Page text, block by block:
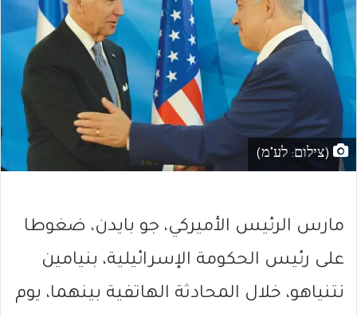
(צילום: לע"מ)
مارس الرئيس الأميركي، جو بايدن، ضغوطا
على رئيس الحكومة الإسرائيلية، بنيامين
نتنياهو، خلال المحادثة الهاتفية بينهما، يوم